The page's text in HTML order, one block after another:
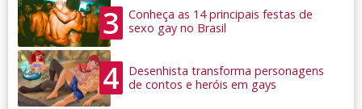
3
Conheça as 14 principais festas de
sexo gay no Brasil
4
Desenhista transforma personagens
de contos e heróis em gays